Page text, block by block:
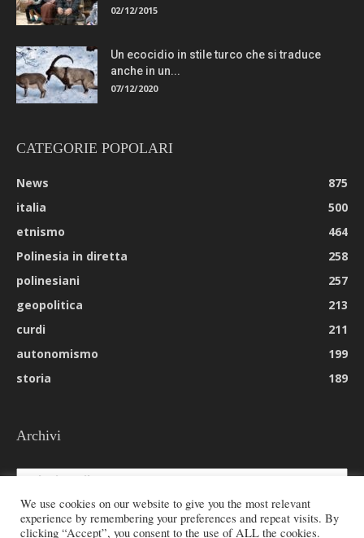
02/12/2015
Un ecocidio in stile turco che si traduce
anche in un...
07/12/2020
CATEGORIE POPOLARI
News
875
italia
500
etnismo
464
Polinesia in diretta
258
polinesiani
257
geopolitica
213
curdi
211
autonomismo
199
storia
189
Archivi
Archivi
We use cookies on our website to give you the most relevant
experience by remembering your preferences and repeat visits. By
clicking “Accept”, you consent to the use of ALL the cookies.